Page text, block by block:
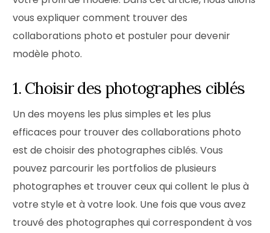
vous expliquer comment trouver des
collaborations photo et postuler pour devenir
modèle photo.
1. Choisir des photographes ciblés
Un des moyens les plus simples et les plus
efficaces pour trouver des collaborations photo
est de choisir des photographes ciblés. Vous
pouvez parcourir les portfolios de plusieurs
photographes et trouver ceux qui collent le plus à
votre style et à votre look. Une fois que vous avez
trouvé des photographes qui correspondent à vos